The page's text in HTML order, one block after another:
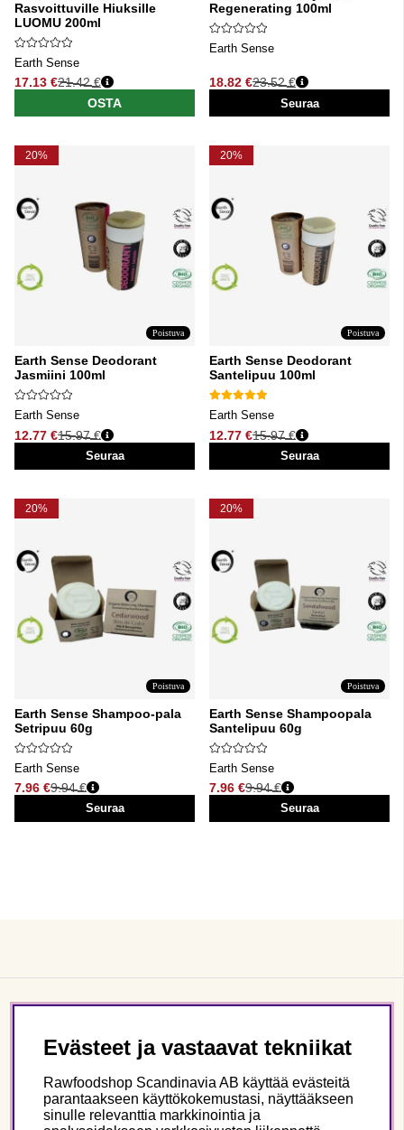
Rasvoittuville Hiuksille
LUOMU 200ml
Earth Sense
17.13 €
Normaali hinta
21.42 €
OSTA
Regenerating 100ml
Earth Sense
18.82 €
Normaali hinta
23.52 €
Seuraa
20%
Poistuva
Earth Sense Deodorant
Jasmiini 100ml
Earth Sense
12.77 €
Normaali hinta
15.97 €
Seuraa
20%
Poistuva
Earth Sense Deodorant
Santelipuu 100ml
Earth Sense
12.77 €
Normaali hinta
15.97 €
Seuraa
20%
Poistuva
Earth Sense Shampoo-pala
Setripuu 60g
Earth Sense
7.96 €
Normaali hinta
9.94 €
Seuraa
20%
Poistuva
Earth Sense Shampoopala
Santelipuu 60g
Earth Sense
7.96 €
Normaali hinta
9.94 €
Seuraa
Seuraa meitä
Evästeet ja vastaavat tekniikat
Rawfoodshop Scandinavia AB käyttää evästeitä
parantaakseen käyttökokemustasi, näyttääkseen
sinulle relevanttia markkinointia ja